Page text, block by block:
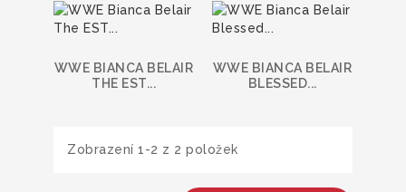
WWE BIANCA BELAIR
THE EST...
WWE BIANCA BELAIR
BLESSED...
Zobrazení 1-2 z 2 položek